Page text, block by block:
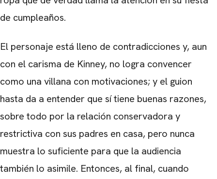
de cumpleaños.
El personaje está lleno de contradicciones y, aun
con el carisma de Kinney, no logra convencer
como una villana con motivaciones; y el guion
hasta da a entender que sí tiene buenas razones,
sobre todo por la relación conservadora y
restrictiva con sus padres en casa, pero nunca
muestra lo suficiente para que la audiencia
también lo asimile. Entonces, al final, cuando